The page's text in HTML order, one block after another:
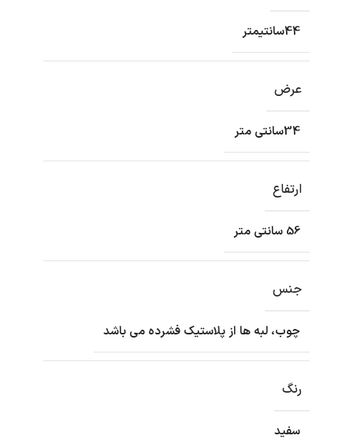
44سانتیمتر
عرض
34سانتی متر
ارتفاع
56 سانتی متر
جنس
چوب، لبه ها از پلاستیک فشرده می باشد
رنگ
سفید